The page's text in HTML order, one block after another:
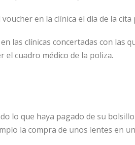
en la clínica el día de la
las clínicas concertadas con las
el cuadro médico de la poliza.
lo que haya pagado de su
la compra de unos lentes en